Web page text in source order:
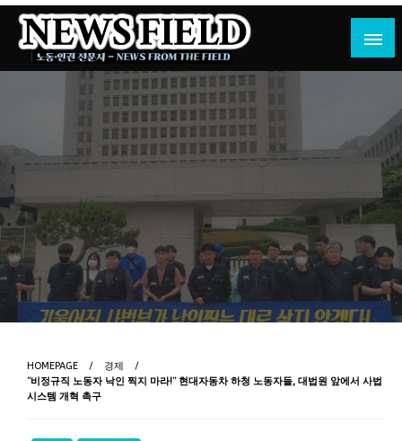
Skip
content
뉴스필드
노동·인권 전문지
HOMEPAGE
경제
“비정규직 노동자 낙인 찍지 마라!” 현대자동차 하청 노동자들, 대법원 앞에서 사법
시스템 개혁 촉구